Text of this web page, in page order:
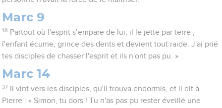
Marc 9
18 Partout où l'esprit s’empare de lui, il le jette par terre ;
l'enfant écume, grince des dents et devient tout raide. J'ai prié
tes disciples de chasser l'esprit et ils n'ont pas pu. »
Marc 14
37
Il vint vers les disciples, qu'il trouva endormis, et il dit à
Pierre : « Simon, tu dors ! Tu n'as pas pu rester éveillé une